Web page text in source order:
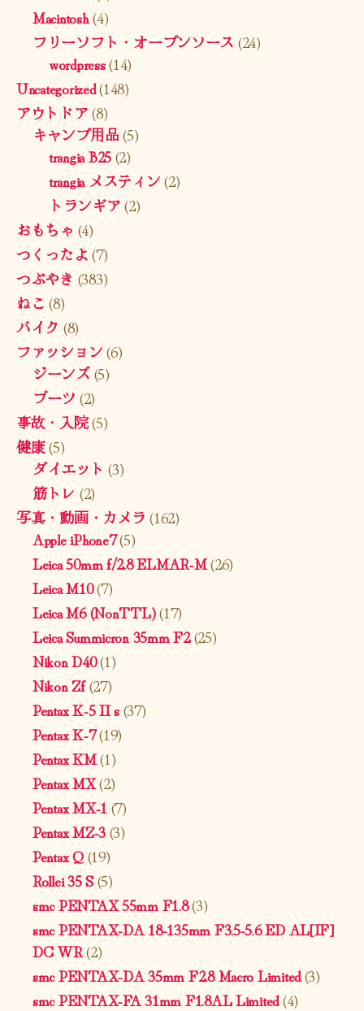
Macintosh(4)
フリーソフト・オープンソース (24)
wordpress(14)
Uncategorized(148)
アウトドア(8)
キャンプ用品(5)
trangia B25(2)
trangia メスティン(2)
トランギア(2)
おもちゃ (4)
つくったよ(7)
つぶやき (383)
ねこ (8)
バイク (8)
ファッション(6)
ジーンズ(5)
ブーツ (2)
事故・入院(5)
健康(5)
ダイエット (3)
筋トレ (2)
写真・動画・カメラ (162)
Apple iPhone7(5)
Leica 50mm f/2.8 ELMAR-M(26)
Leica M10(7)
Leica M6 (NonTTL)(17)
Leica Summicron 35mm F2(25)
Nikon D40(1)
Nikon Zf(27)
Pentax K-5 II s(37)
Pentax K-7(19)
Pentax KM(1)
Pentax MX(2)
Pentax MX-1 (7)
Pentax MZ-3(3)
Pentax Q(19)
Rollei 35 S(5)
smc PENTAX 55mm F1.8(3)
smc PENTAX-DA 18-135mm F3.5-5.6 ED AL[IF]
DC WR(2)
smc PENTAX-DA 35mm F2.8 Macro Limited(3)
smc PENTAX-FA 31mm F1.8AL Limited(4)